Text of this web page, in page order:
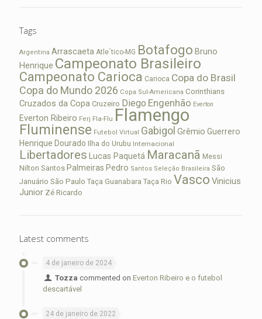
Tags
Argentina Arrascaeta Atle´tico-MG Botafogo Bruno
Henrique Campeonato Brasileiro
Campeonato Carioca Carioca Copa do Brasil
Copa do Mundo 2026 Copa Sul-Americana Corinthians
Cruzados da Copa Cruzeiro Diego Engenhão Everton
Everton Ribeiro Ferj Fla-Flu Flamengo
Fluminense Futebol Virtual Gabigol Grêmio Guerrero
Henrique Dourado Ilha do Urubu Internacional
Libertadores Lucas Paquetá Maracanã Messi
Nilton Santos Palmeiras Pedro Santos Seleção Brasileira São
Januário São Paulo Taça Guanabara Taça Rio Vasco Vinicius
Junior Zé Ricardo
Latest comments
4 de janeiro de 2024
Tozza commented onEverton Ribeiro e o futebol
descartável
24 de janeiro de 2022